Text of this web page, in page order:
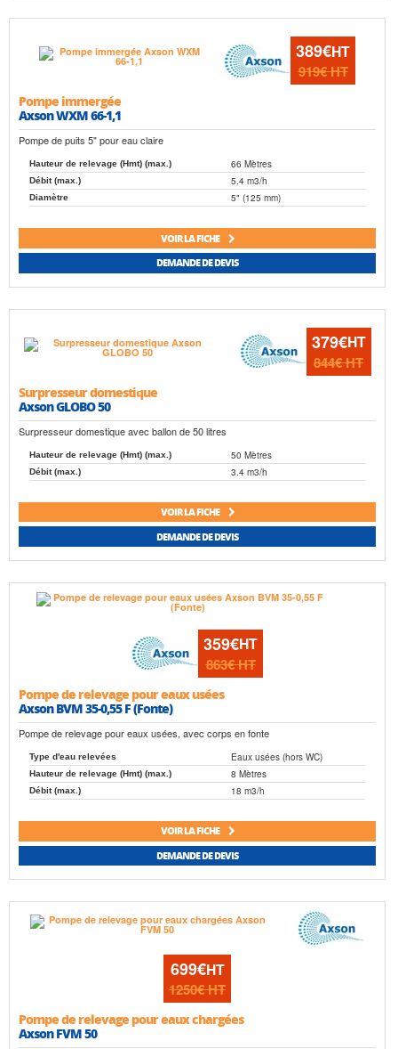
389€HT
919€HT
Pompe immergée
Axson WXM 66-1,1
Pompe de puits 5" pour eau claire
Hauteur de relevage (Hmt) (max.) 66 Mètres
Débit (max.) 5.4 m3/h
Diamètre 5" (125 mm)
VOIR LA FICHE
DEMANDE DE DEVIS
379€HT
844€HT
Surpresseur domestique
Axson GLOBO 50
Surpresseur domestique avec ballon de 50 litres
Hauteur de relevage (Hmt) (max.) 50 Mètres
Débit (max.) 3.4 m3/h
VOIR LA FICHE
DEMANDE DE DEVIS
359€HT
863€HT
Pompe de relevage pour eaux usées
Axson BVM 35-0,55 F (Fonte)
Pompe de relevage pour eaux usées, avec corps en fonte
Type d'eau relevées Eaux usées (hors WC)
Hauteur de relevage (Hmt) (max.) 8 Mètres
Débit (max.) 18 m3/h
VOIR LA FICHE
DEMANDE DE DEVIS
699€HT
1250€HT
Pompe de relevage pour eaux chargées
Axson FVM 50